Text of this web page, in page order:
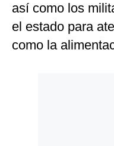
así como los
el estado para
como la